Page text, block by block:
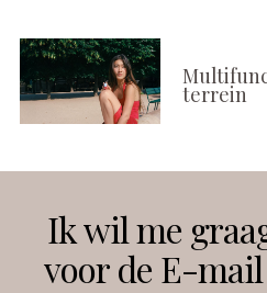
terrein
Instagram
Ik wil me
voor de E-